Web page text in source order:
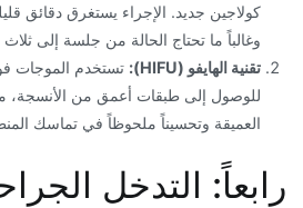
كولاجين جديد. الإجراء يستغرق دقائق
وغالباً ما تحتاج الحالة من جلسة إلى
تقنية الهايفو (HIFU):
تستخدم الموجات
للوصول إلى طبقات أعمق من الأنسجة،
العميقة وتحسيناً ملحوظاً في تماسك
​رابعاً: التدخل